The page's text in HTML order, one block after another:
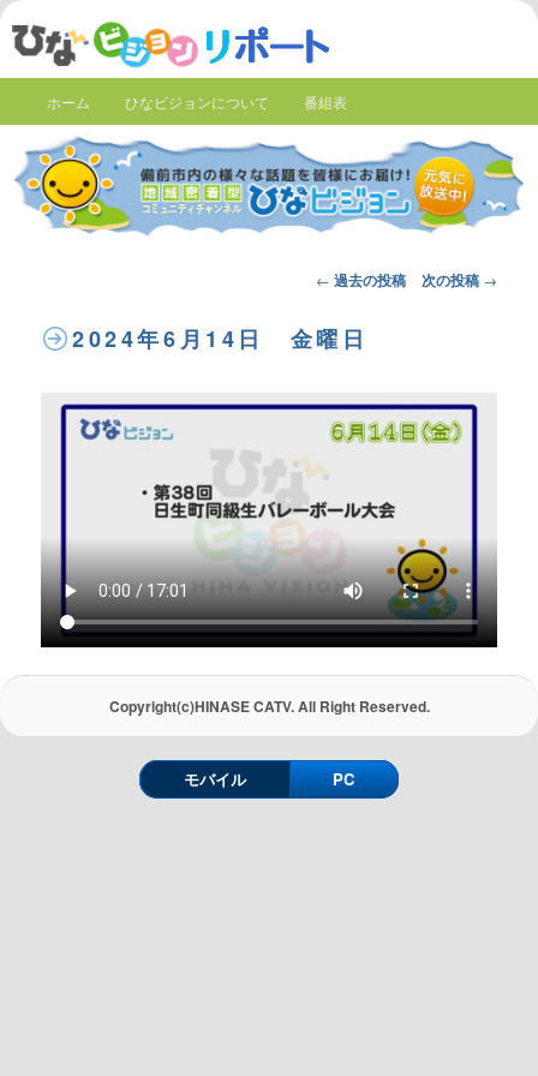
ホーム ひなビジョンについて 番組表
Post
← 過去の投稿 次の投稿 →
2024年6月14日 金曜日
Copyright(c)HINASE CATV. All Right Reserved.
モバイル PC